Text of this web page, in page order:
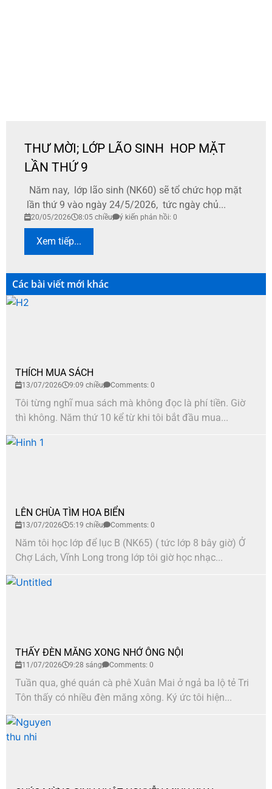
THƯ MỜI; LỚP LÃO SINH HOP MẶT
LẦN THỨ 9
Năm nay, lớp lão sinh (NK60) sẽ tổ chức họp mặt
lần thứ 9 vào ngày 24/5/2026, tức ngày chủ...
20/05/2026 8:05 chiều ý kiến phản hồi: 0
Xem tiếp...
Các bài viết mới khác
THÍCH MUA SÁCH
13/07/2026 9:09 chiều Comments: 0
Tôi từng nghĩ mua sách mà không đọc là phí tiền. Giờ
thì không. Năm thứ 10 kể từ khi tôi bắt đầu mua...
LÊN CHÙA TÌM HOA BIỂN
13/07/2026 5:19 chiều Comments: 0
Năm tôi học lớp để lục B (NK65) ( tức lớp 8 bây giờ) Ở
Chợ Lách, Vĩnh Long trong lớp tôi giờ học nhạc...
THẤY ĐÈN MĂNG XONG NHỚ ÔNG NỘI
11/07/2026 9:28 sáng Comments: 0
Tuần qua, ghé quán cà phê Xuân Mai ở ngả ba lộ tẻ Tri
Tôn thấy có nhiều đèn măng xông. Ký ức tôi hiện...